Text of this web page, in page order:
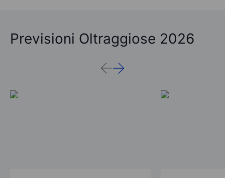
Previsioni Oltraggiose 2026